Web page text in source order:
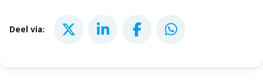
Deel via: